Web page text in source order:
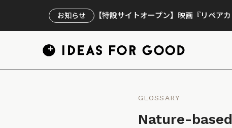
お知らせ 【特設サイトオープン】映画『リペア
GLOSSARY
Nature-